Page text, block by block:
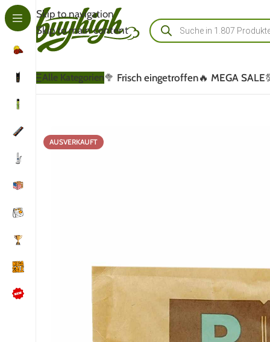
Skip to navigation
Skip to main content
Alle Kategorien🥦 Frisch eingetroffen🔥 MEGA SALE
AUSVERKAUFT